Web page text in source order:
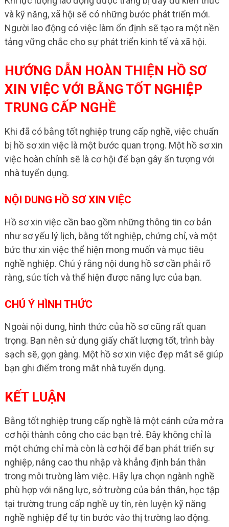
và kỹ năng, xã hội sẽ có những bước phát triển mới.
Người lao động có việc làm ổn định sẽ tạo ra một nền
tảng vững chắc cho sự phát triển kinh tế và xã hội.
HƯỚNG DẪN HOÀN THIỆN HỒ SƠ
XIN VIỆC VỚI BẰNG TỐT NGHIỆP
TRUNG CẤP NGHỀ
Khi đã có bằng tốt nghiệp trung cấp nghề, việc chuẩn
bị hồ sơ xin việc là một bước quan trọng. Một hồ sơ xin
việc hoàn chỉnh sẽ là cơ hội để bạn gây ấn tượng với
nhà tuyển dụng.
NỘI DUNG HỒ SƠ XIN VIỆC
Hồ sơ xin việc cần bao gồm những thông tin cơ bản
như sơ yếu lý lịch, bằng tốt nghiệp, chứng chỉ, và một
bức thư xin việc thể hiện mong muốn và mục tiêu
nghề nghiệp. Chú ý rằng nội dung hồ sơ cần phải rõ
ràng, súc tích và thể hiện được năng lực của bạn.
CHÚ Ý HÌNH THỨC
Ngoài nội dung, hình thức của hồ sơ cũng rất quan
trọng. Bạn nên sử dụng giấy chất lượng tốt, trình bày
sạch sẽ, gọn gàng. Một hồ sơ xin việc đẹp mắt sẽ giúp
bạn ghi điểm trong mắt nhà tuyển dụng.
KẾT LUẬN
Bằng tốt nghiệp trung cấp nghề là một cánh cửa mở ra
cơ hội thành công cho các bạn trẻ. Đây không chỉ là
một chứng chỉ mà còn là cơ hội để bạn phát triển sự
nghiệp, nâng cao thu nhập và khẳng định bản thân
trong môi trường làm việc. Hãy lựa chọn ngành nghề
phù hợp với năng lực, sở trường của bản thân, học tập
tại trường trung cấp nghề uy tín, rèn luyện kỹ năng
nghề nghiệp để tự tin bước vào thị trường lao động.